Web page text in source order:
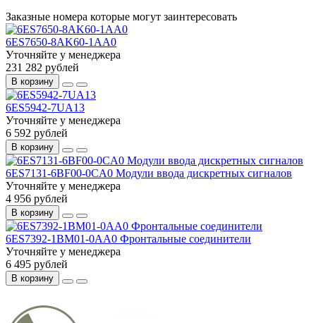
Заказные номера которые могут заинтересовать
6ES7650-8AK60-1AA0
Уточняйте у менеджера
231 282 рублей
В корзину
6ES5942-7UA13
Уточняйте у менеджера
6 592 рублей
В корзину
6ES7131-6BF00-0CA0 Модули ввода дискретных сигналов
Уточняйте у менеджера
4 956 рублей
В корзину
6ES7392-1BM01-0AA0 Фронтальные соединители
Уточняйте у менеджера
6 495 рублей
В корзину